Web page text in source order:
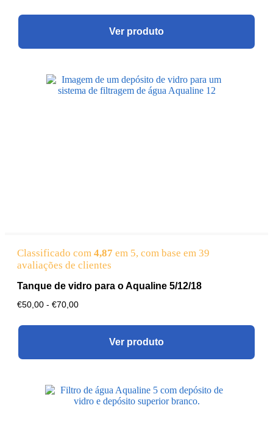
Ver produto
Classificado com 4,87 em 5, com base em 39
avaliações de clientes
Tanque de vidro para o Aqualine 5/12/18
€50,00 - €70,00
Ver produto